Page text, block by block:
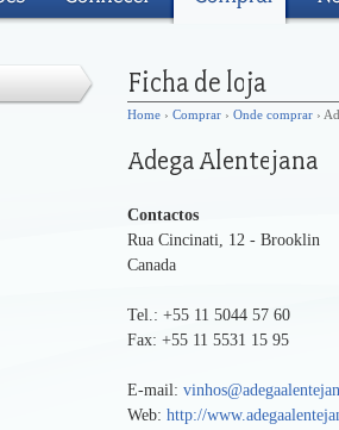
Home › Comprar › Onde comprar ›
Contactos
Rua Cincinati, 12 - Brooklin
Canada
Tel.: +55 11 5044 57 60
Fax: +55 11 5531 15 95
E-mail:
Web: http://